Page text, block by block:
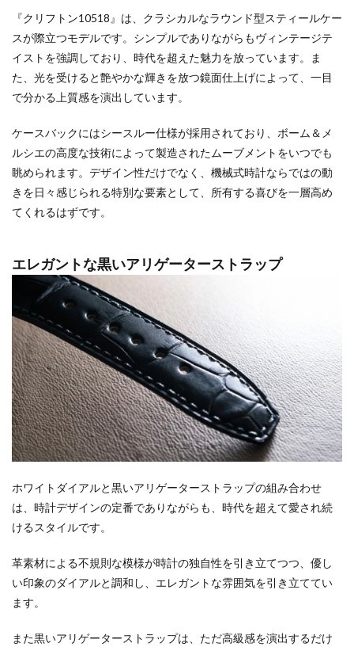
『クリフトン10518』は、クラシカルなラウンド型スティールケー
スが際立つモデルです。シンプルでありながらもヴィンテージテ
イストを強調しており、時代を超えた魅力を放っています。ま
た、光を受けると艶やかな輝きを放つ鏡面仕上げによって、一目
で分かる上質感を演出しています。
ケースバックにはシースルー仕様が採用されており、ボーム＆メ
ルシエの高度な技術によって製造されたムーブメントをいつでも
眺められます。デザイン性だけでなく、機械式時計ならではの動
きを日々感じられる特別な要素として、所有する喜びを一層高め
てくれるはずです。
エレガントな黒いアリゲーターストラップ
ホワイトダイアルと黒いアリゲーターストラップの組み合わせ
は、時計デザインの定番でありながらも、時代を超えて愛され続
けるスタイルです。
革素材による不規則な模様が時計の独自性を引き立てつつ、優し
い印象のダイアルと調和し、エレガントな雰囲気を引き立ててい
ます。
また黒いアリゲーターストラップは、ただ高級感を演出するだけ